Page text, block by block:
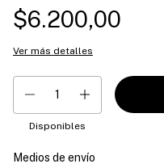
$6.200,00
Ver más detalles
Disponibles
Entregas para el CP:
Medios de envío